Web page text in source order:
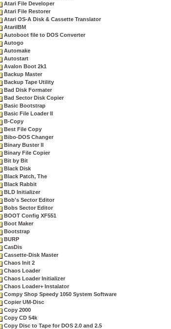
Atari File Developer
Atari File Restorer
Atari OS-A Disk & Cassette Translator
AtariIBM
Autoboot file to DOS Converter
Autogo
Automake
Autostart
Avalon Boot 2k1
Backup Master
Backup Tape Utility
Bad Disk Formater
Bad Sector Disk Copier
Basic Bootstrap
Basic File Loader II
B-Copy
Best File Copy
Bibo-DOS Changer
Binary Buster II
Binary File Copier
Bit by Bit
Black Disk
Black Patch, The
Black Rabbit
BLD Initializer
Bob's Sector Editor
Bobs Sector Editor
BOOT Config XF551
Boot Maker
Bootstrap
BURP
CasDis
Cassette-Disk Master
Chaos Init 2
Chaos Loader
Chaos Loader Initializer
Chaos Loader+ Instalator
Compy Shop Speedy 1050 System Software
Copier UM-Disc
Copy 2000
Copy CD 54k
Copy Disc to Tape for DOS 2.0 and 2.5